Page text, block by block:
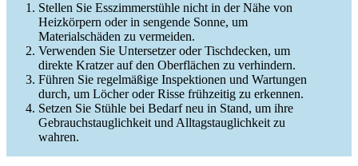
Stellen Sie Esszimmerstühle nicht in der Nähe von
Heizkörpern oder in sengende Sonne, um
Materialschäden zu vermeiden.
Verwenden Sie Untersetzer oder Tischdecken, um
direkte Kratzer auf den Oberflächen zu verhindern.
Führen Sie regelmäßige Inspektionen und Wartungen
durch, um Löcher oder Risse frühzeitig zu erkennen.
Setzen Sie Stühle bei Bedarf neu in Stand, um ihre
Gebrauchstauglichkeit und Alltagstauglichkeit zu
wahren.